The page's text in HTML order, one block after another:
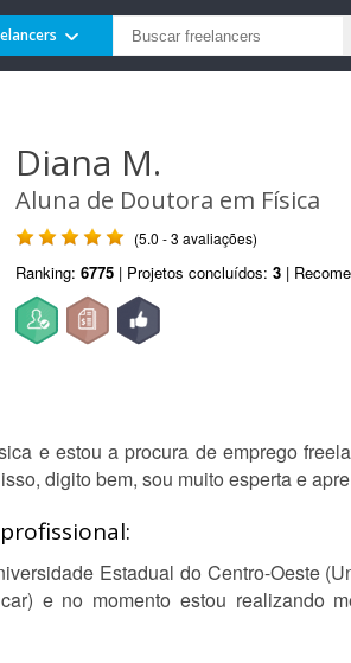
Diana M.
Aluna de Doutora em Física
(5.0 - 3 avaliações)
Ranking: 6775 | Projetos concluídos: 3 |
e estou a procura de emprego
digito bem, sou muito esperta e
Estadual do Centro-Oeste
e no momento estou realizando